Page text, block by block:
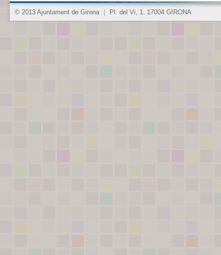
© 2013 Ajuntament de Girona Pl. del Vi, 1. 17004 GIRONA